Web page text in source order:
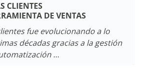
CLIENTES
DE VENTAS
fue evolucionando a lo
décadas gracias a la gestión